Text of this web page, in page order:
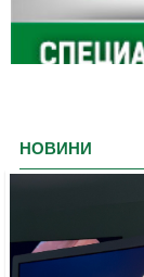
НОВИНИ